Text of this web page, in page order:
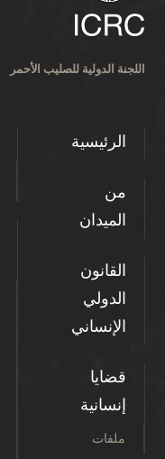
اللجنة الدولية للصليب الأحمر
الرئيسية
من
الميدان
القانون
الدولي
الإنساني
قضايا
إنسانية
ملفات